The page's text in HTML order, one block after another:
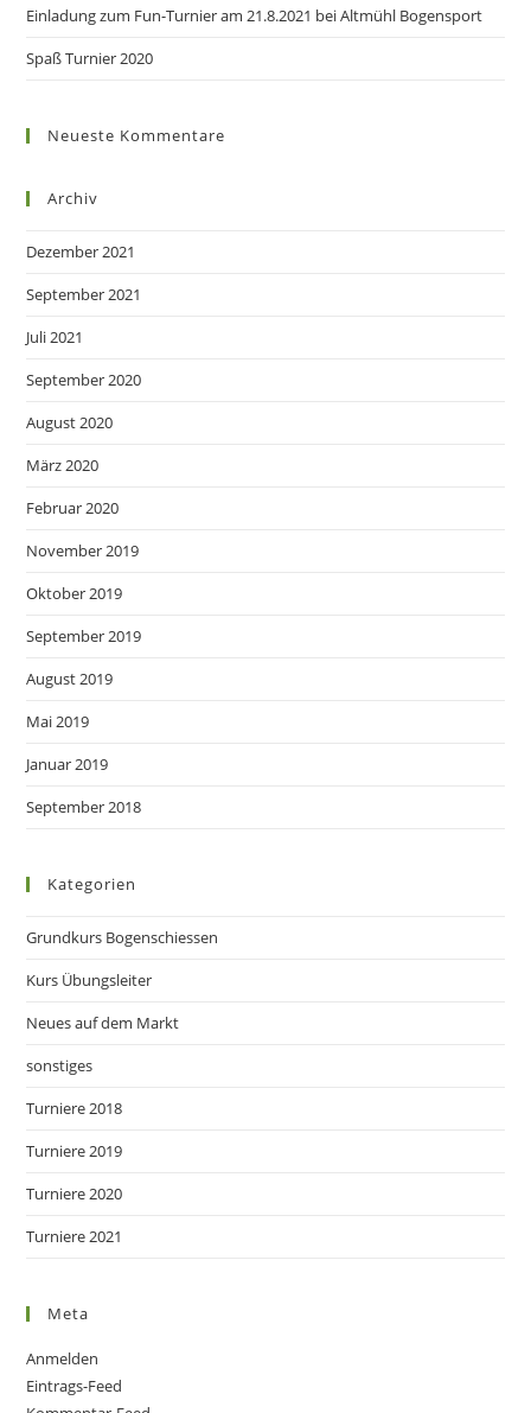
Einladung zum Fun-Turnier am 21.8.2021 bei Altmühl Bogensport
Spaß Turnier 2020
Neueste Kommentare
Archiv
Dezember 2021
September 2021
Juli 2021
September 2020
August 2020
März 2020
Februar 2020
November 2019
Oktober 2019
September 2019
August 2019
Mai 2019
Januar 2019
September 2018
Kategorien
Grundkurs Bogenschiessen
Kurs Übungsleiter
Neues auf dem Markt
sonstiges
Turniere 2018
Turniere 2019
Turniere 2020
Turniere 2021
Meta
Anmelden
Eintrags-Feed